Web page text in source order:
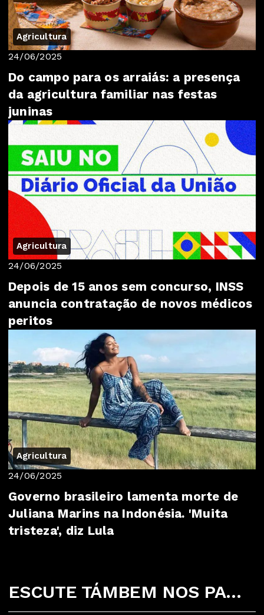
Agricultura
24/06/2025
Do campo para os arraiás: a presença
da agricultura familiar nas festas
juninas
Agricultura
24/06/2025
Depois de 15 anos sem concurso, INSS
anuncia contratação de novos médicos
peritos
Agricultura
24/06/2025
Governo brasileiro lamenta morte de
Juliana Marins na Indonésia. 'Muita
tristeza', diz Lula
ESCUTE TÁMBEM NOS PARCEIROS ABAIXO